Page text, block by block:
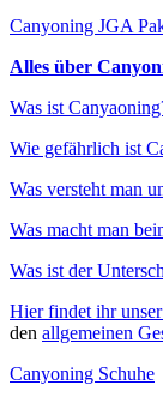
Canyoning JGA
Alles über
Was ist
Wie gefährlich ist
Was versteht man
Was macht man
Was ist der
Hier findet ihr
den allgemeinen
Canyoning Schuhe